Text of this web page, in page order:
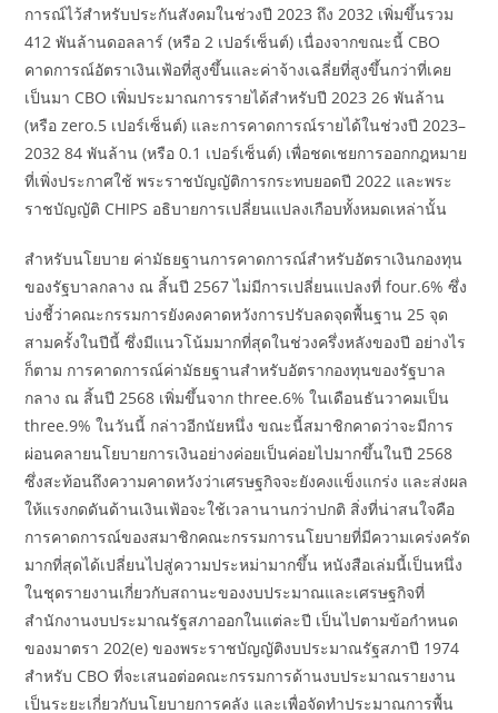
การณ์ไว้สำหรับประกันสังคมในช่วงปี 2023 ถึง 2032 เพิ่มขึ้นรวม
412 พันล้านดอลลาร์ (หรือ 2 เปอร์เซ็นต์) เนื่องจากขณะนี้ CBO
คาดการณ์อัตราเงินเฟ้อที่สูงขึ้นและค่าจ้างเฉลี่ยที่สูงขึ้นกว่าที่เคย
เป็นมา CBO เพิ่มประมาณการรายได้สำหรับปี 2023 26 พันล้าน
(หรือ zero.5 เปอร์เซ็นต์) และการคาดการณ์รายได้ในช่วงปี 2023–
2032 84 พันล้าน (หรือ 0.1 เปอร์เซ็นต์) เพื่อชดเชยการออกกฎหมาย
ที่เพิ่งประกาศใช้ พระราชบัญญัติการกระทบยอดปี 2022 และพระ
ราชบัญญัติ CHIPS อธิบายการเปลี่ยนแปลงเกือบทั้งหมดเหล่านั้น
สำหรับนโยบาย ค่ามัธยฐานการคาดการณ์สำหรับอัตราเงินกองทุน
ของรัฐบาลกลาง ณ สิ้นปี 2567 ไม่มีการเปลี่ยนแปลงที่ four.6% ซึ่ง
บ่งชี้ว่าคณะกรรมการยังคงคาดหวังการปรับลดจุดพื้นฐาน 25 จุด
สามครั้งในปีนี้ ซึ่งมีแนวโน้มมากที่สุดในช่วงครึ่งหลังของปี อย่างไร
ก็ตาม การคาดการณ์ค่ามัธยฐานสำหรับอัตรากองทุนของรัฐบาล
กลาง ณ สิ้นปี 2568 เพิ่มขึ้นจาก three.6% ในเดือนธันวาคมเป็น
three.9% ในวันนี้ กล่าวอีกนัยหนึ่ง ขณะนี้สมาชิกคาดว่าจะมีการ
ผ่อนคลายนโยบายการเงินอย่างค่อยเป็นค่อยไปมากขึ้นในปี 2568
ซึ่งสะท้อนถึงความคาดหวังว่าเศรษฐกิจจะยังคงแข็งแกร่ง และส่งผล
ให้แรงกดดันด้านเงินเฟ้อจะใช้เวลานานกว่าปกติ สิ่งที่น่าสนใจคือ
การคาดการณ์ของสมาชิกคณะกรรมการนโยบายที่มีความเคร่งครัด
มากที่สุดได้เปลี่ยนไปสู่ความประหม่ามากขึ้น หนังสือเล่มนี้เป็นหนึ่ง
ในชุดรายงานเกี่ยวกับสถานะของงบประมาณและเศรษฐกิจที่
สำนักงานงบประมาณรัฐสภาออกในแต่ละปี เป็นไปตามข้อกำหนด
ของมาตรา 202(e) ของพระราชบัญญัติงบประมาณรัฐสภาปี 1974
สำหรับ CBO ที่จะเสนอต่อคณะกรรมการด้านงบประมาณรายงาน
เป็นระยะเกี่ยวกับนโยบายการคลัง และเพื่อจัดทำประมาณการพื้น